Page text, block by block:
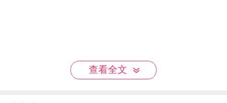
查看全文